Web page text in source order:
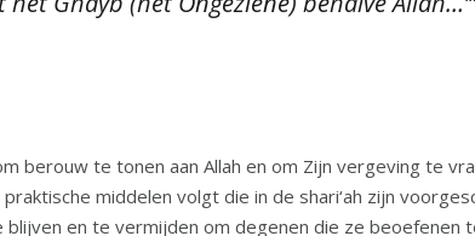
berouw te tonen aan Allah en om Zijn vergeving te
middelen volgt die in de shari‘ah zijn
en te vermijden om degenen die ze beoefenen